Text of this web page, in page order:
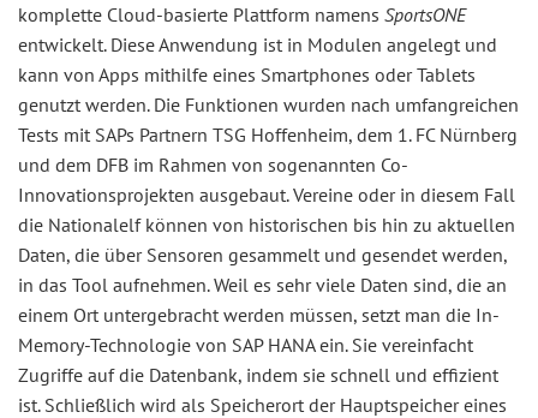
komplette Cloud-basierte Plattform namens SportsONE
entwickelt. Diese Anwendung ist in Modulen angelegt und
kann von Apps mithilfe eines Smartphones oder Tablets
genutzt werden. Die Funktionen wurden nach umfangreichen
Tests mit SAPs Partnern TSG Hoffenheim, dem 1. FC Nürnberg
und dem DFB im Rahmen von sogenannten Co-
Innovationsprojekten ausgebaut. Vereine oder in diesem Fall
die Nationalelf können von historischen bis hin zu aktuellen
Daten, die über Sensoren gesammelt und gesendet werden,
in das Tool aufnehmen. Weil es sehr viele Daten sind, die an
einem Ort untergebracht werden müssen, setzt man die In-
Memory-Technologie von SAP HANA ein. Sie vereinfacht
Zugriffe auf die Datenbank, indem sie schnell und effizient
ist. Schließlich wird als Speicherort der Hauptspeicher eines